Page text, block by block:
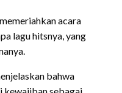
acara
lagu hitsnya, yang
bahwa